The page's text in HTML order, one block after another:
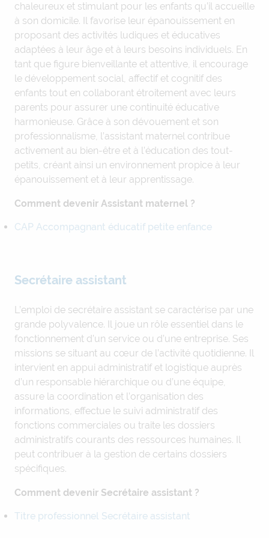
chaleureux et stimulant pour les enfants qu’il accueille
à son domicile. Il favorise leur épanouissement en
proposant des activités ludiques et éducatives
adaptées à leur âge et à leurs besoins individuels. En
tant que figure bienveillante et attentive, il encourage
le développement social, affectif et cognitif des
enfants tout en collaborant étroitement avec leurs
parents pour assurer une continuité éducative
harmonieuse. Grâce à son dévouement et son
professionnalisme, l’assistant maternel contribue
activement au bien-être et à l’éducation des tout-
petits, créant ainsi un environnement propice à leur
épanouissement et à leur apprentissage.
Comment devenir Assistant maternel ?
CAP Accompagnant éducatif petite enfance
Secrétaire assistant
L’emploi de secrétaire assistant se caractérise par une
grande polyvalence. Il joue un rôle essentiel dans le
fonctionnement d’un service ou d’une entreprise. Ses
missions se situant au cœur de l’activité quotidienne. Il
intervient en appui administratif et logistique auprès
d’un responsable hiérarchique ou d’une équipe,
assure la coordination et l’organisation des
informations, effectue le suivi administratif des
fonctions commerciales ou traite les dossiers
administratifs courants des ressources humaines. Il
peut contribuer à la gestion de certains dossiers
spécifiques.
Comment devenir Secrétaire assistant ?
Titre professionnel Secrétaire assistant